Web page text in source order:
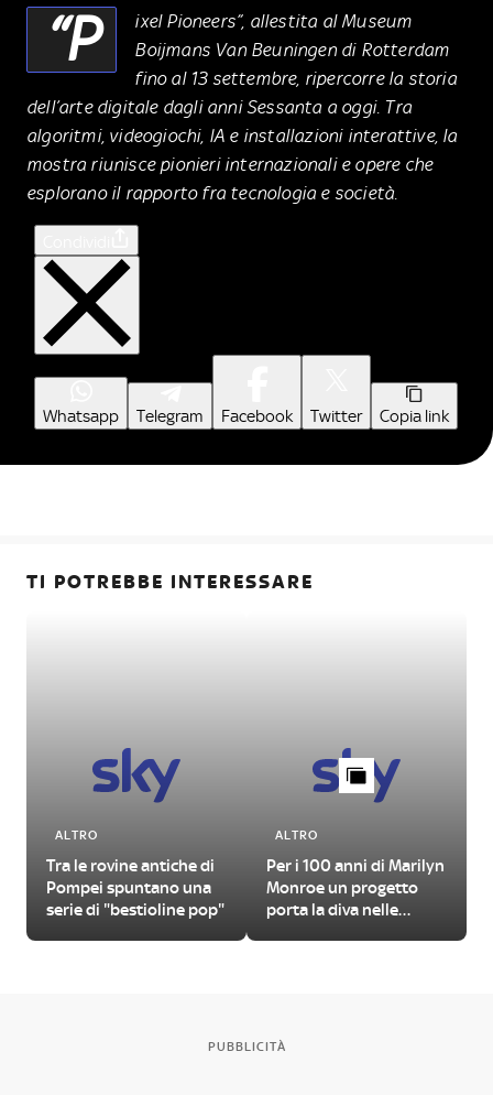
“P
ixel Pioneers”, allestita al Museum
Boijmans Van Beuningen di Rotterdam
fino al 13 settembre, ripercorre la storia
dell’arte digitale dagli anni Sessanta a oggi. Tra
algoritmi, videogiochi, IA e installazioni interattive, la
mostra riunisce pionieri internazionali e opere che
esplorano il rapporto fra tecnologia e società.
Whatsapp Telegram Facebook Twitter Copia link
TI POTREBBE INTERESSARE
ALTRO
Tra le rovine antiche di
Pompei spuntano una
serie di "bestioline pop"
ALTRO
Per i 100 anni di Marilyn
Monroe un progetto
porta la diva nelle
PUBBLICITÀ